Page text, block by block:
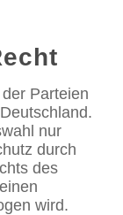
Parteien
nur
durch
des
wird.